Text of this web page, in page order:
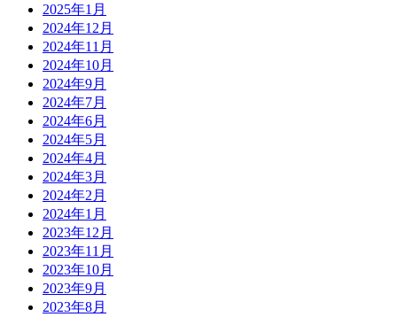
2025年1月
2024年12月
2024年11月
2024年10月
2024年9月
2024年7月
2024年6月
2024年5月
2024年4月
2024年3月
2024年2月
2024年1月
2023年12月
2023年11月
2023年10月
2023年9月
2023年8月